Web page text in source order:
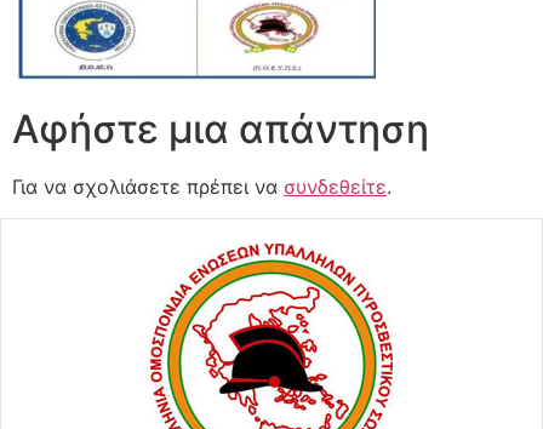
Αφήστε μια απάντηση
Για να σχολιάσετε πρέπει να συνδεθείτε.